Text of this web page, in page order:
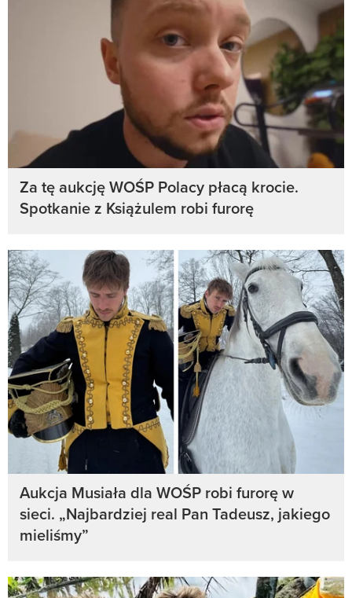
Za tę aukcję WOŚP Polacy płacą krocie.
Spotkanie z Książulem robi furorę
Aukcja Musiała dla WOŚP robi furorę w
sieci. „Najbardziej real Pan Tadeusz, jakiego
mieliśmy”